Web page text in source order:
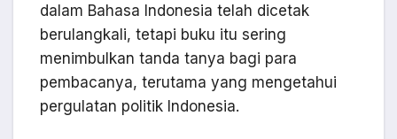
dalam Bahasa Indonesia telah dicetak
berulangkali, tetapi buku itu sering
menimbulkan tanda tanya bagi para
pembacanya, terutama yang mengetahui
pergulatan politik Indonesia.